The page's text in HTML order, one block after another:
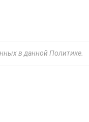
в данной Политике.